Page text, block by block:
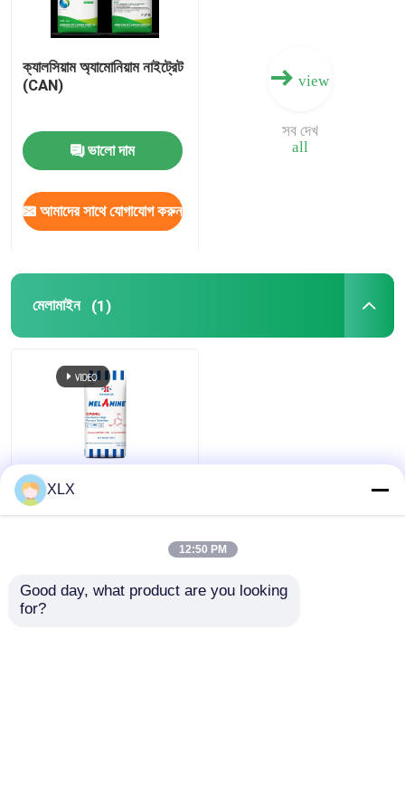
ক্যালসিয়াম অ্যামোনিয়াম নাইট্রেট (CAN)
মেলামাইন
বায়ো-মিথানল
অটোমোটিভ গ্রেড ইউরিয়া
পিওএম প্লাস্টিক
ফুরফুরিল অ্যালকোহল
ডিএমএফ
ক্যালসিয়াম অ্যামোনিয়াম নাইট্রেট
(CAN)
ভালো দাম
আমাদের সাথে যোগাযোগ করুন
view
all
সব দেখ
মেলামাইন (1)
মেলামাইন
XLX
12:50 PM
Good day, what product are you looking
for?